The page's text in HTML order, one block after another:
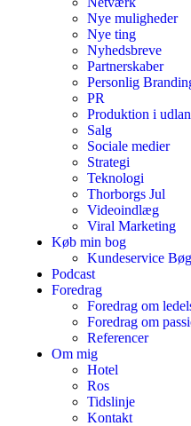
Nye muligheder
Nye ting
Nyhedsbreve
Partnerskaber
Personlig
PR
Produktion i
Salg
Sociale medier
Strategi
Teknologi
Thorborgs Jul
Videoindlæg
Viral Marketing
Køb min bog
Kundeservice
Podcast
Foredrag
Foredrag om
Foredrag om
Referencer
Om mig
Hotel
Ros
Tidslinje
Kontakt